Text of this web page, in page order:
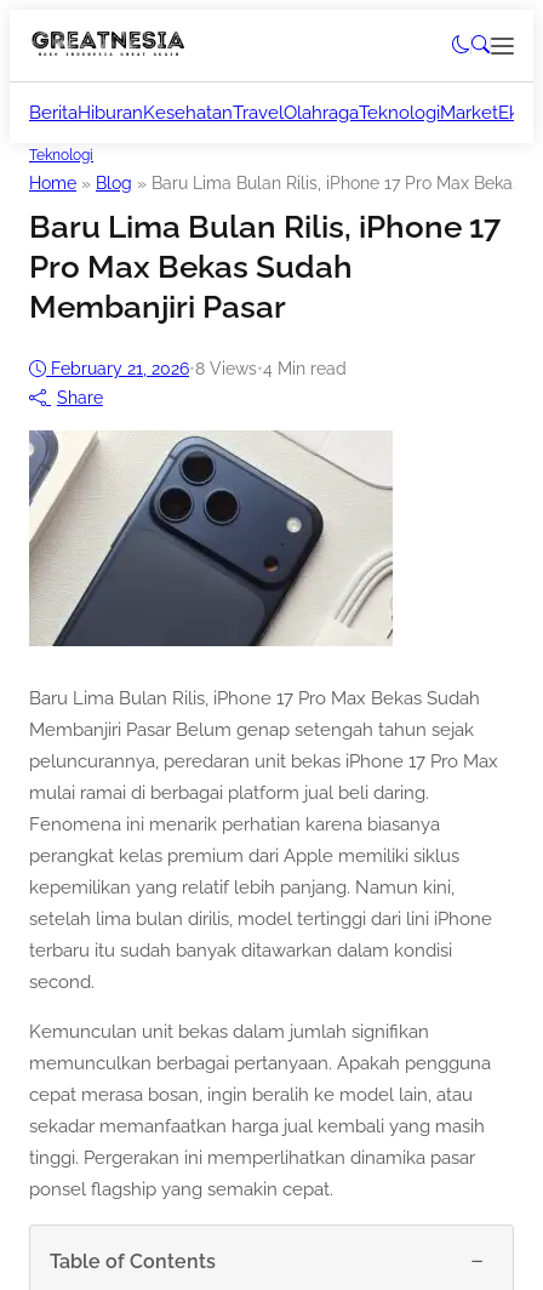
BeritaHiburanKesehatanTravelOlahragaTeknologiMarket
Teknologi
Home » Blog » Baru Lima Bulan Rilis, iPhone 17 Pro Max Bekas
Baru Lima Bulan Rilis, iPhone 17
Pro Max Bekas Sudah
Membanjiri Pasar
February 21, 2026•8 Views•4 Min read
Share
Baru Lima Bulan Rilis, iPhone 17 Pro Max Bekas Sudah
Membanjiri Pasar Belum genap setengah tahun sejak
peluncurannya, peredaran unit bekas iPhone 17 Pro Max
mulai ramai di berbagai platform jual beli daring.
Fenomena ini menarik perhatian karena biasanya
perangkat kelas premium dari Apple memiliki siklus
kepemilikan yang relatif lebih panjang. Namun kini,
setelah lima bulan dirilis, model tertinggi dari lini iPhone
terbaru itu sudah banyak ditawarkan dalam kondisi
second.
Kemunculan unit bekas dalam jumlah signifikan
memunculkan berbagai pertanyaan. Apakah pengguna
cepat merasa bosan, ingin beralih ke model lain, atau
sekadar memanfaatkan harga jual kembali yang masih
tinggi. Pergerakan ini memperlihatkan dinamika pasar
ponsel flagship yang semakin cepat.
Table of Contents −